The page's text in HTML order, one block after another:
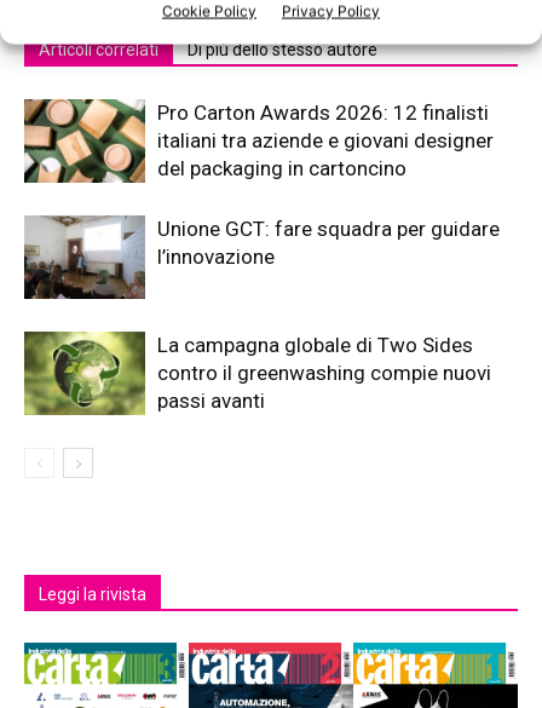
Cookie Policy Privacy Policy
Articoli correlati Di più dello stesso autore
Pro Carton Awards 2026: 12 finalisti
italiani tra aziende e giovani designer
del packaging in cartoncino
Unione GCT: fare squadra per guidare
l’innovazione
La campagna globale di Two Sides
contro il greenwashing compie nuovi
passi avanti
Leggi la rivista